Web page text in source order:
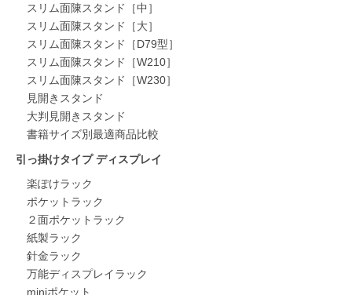
スリム面陳スタンド［中］
スリム面陳スタンド［大］
スリム面陳スタンド［D79型］
スリム面陳スタンド［W210］
スリム面陳スタンド［W230］
見開きスタンド
大判見開きスタンド
書籍サイズ別最適商品比較
引っ掛けタイプ ディスプレイ
楽ぽけラック
ポケットラック
２面ポケットラック
紙製ラック
針金ラック
万能ディスプレイラック
miniポケット